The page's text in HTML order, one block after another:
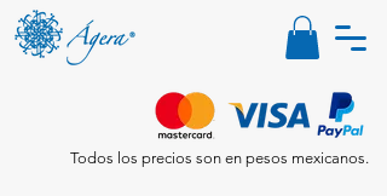
Todos los precios son en pesos mexicanos.